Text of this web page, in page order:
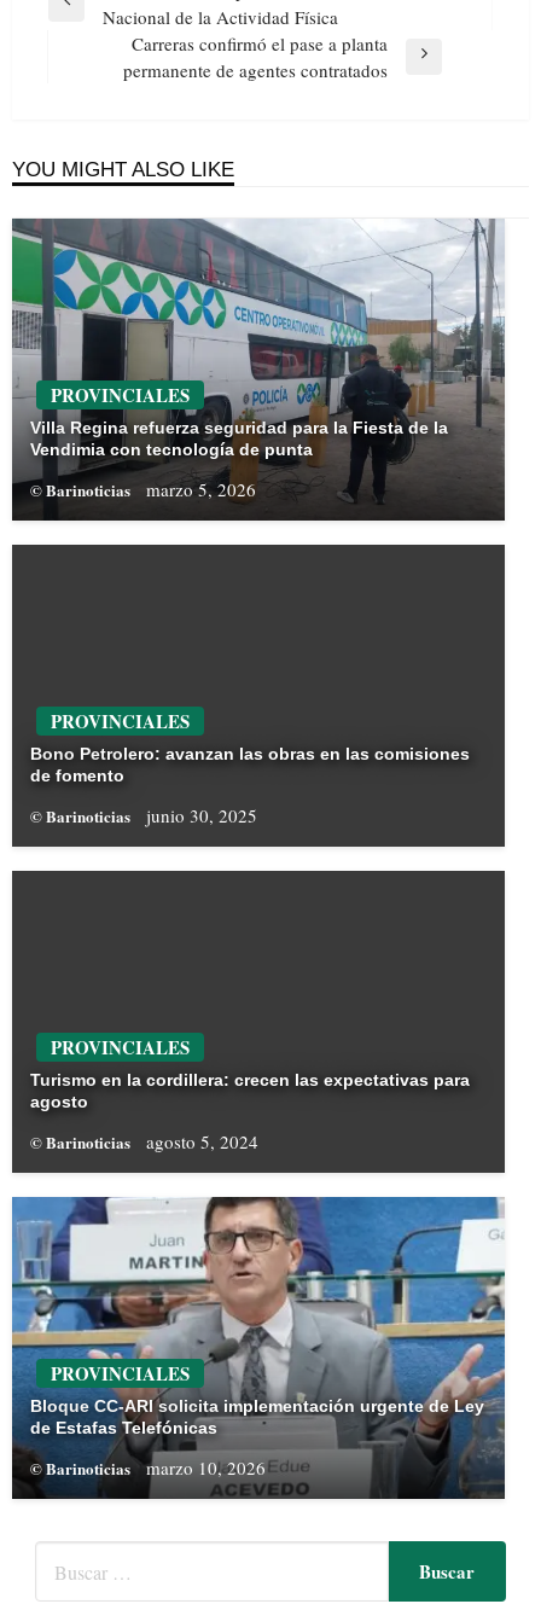
PreviousNacional de la Actividad Física
Carreras confirmó el pase a planta
permanente de agentes contratados
YOU MIGHT ALSO LIKE
PROVINCIALES
Villa Regina refuerza seguridad para la Fiesta de la
Vendimia con tecnología de punta
© Barinoticias marzo 5, 2026
PROVINCIALES
Bono Petrolero: avanzan las obras en las comisiones
de fomento
© Barinoticias junio 30, 2025
PROVINCIALES
Turismo en la cordillera: crecen las expectativas para
agosto
© Barinoticias agosto 5, 2024
PROVINCIALES
Bloque CC-ARI solicita implementación urgente de Ley
de Estafas Telefónicas
© Barinoticias marzo 10, 2026